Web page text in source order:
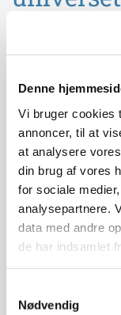
Denne
Vi bruger cookies
annoncer, til at
at analysere
din brug af vores
for sociale
analysepartnere.
data med andre
de har indsamlet
Nødvendig
Ved
Fysik og
og
Hans Buhl ,
Science
Tirsdag d. 22.
Sted:SEF,
Livestream fra